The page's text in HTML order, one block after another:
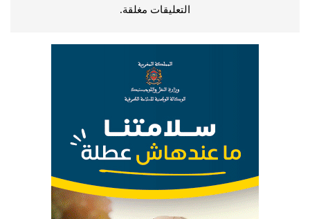
التعليقات مغلقة.